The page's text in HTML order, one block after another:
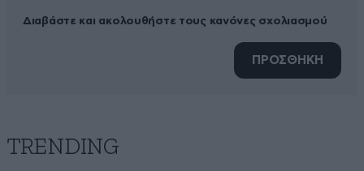
Διαβάστε και ακολουθήστε τους κανόνες σχολιασμού
ΠΡΟΣΘΗΚΗ
TRENDING